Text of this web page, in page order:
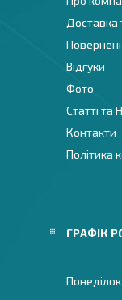
Доставка
Відгуки
Фото
Статті та
Контакти
Політика
ГРАФІК
Понеділок